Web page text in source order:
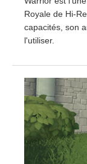
Royale de Hi-
capacités, son
l'utiliser.